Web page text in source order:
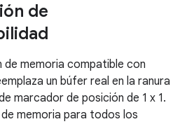
de
de memoria compatible con
un búfer real en la ranura
marcador de posición de 1 x 1.
memoria para todos los